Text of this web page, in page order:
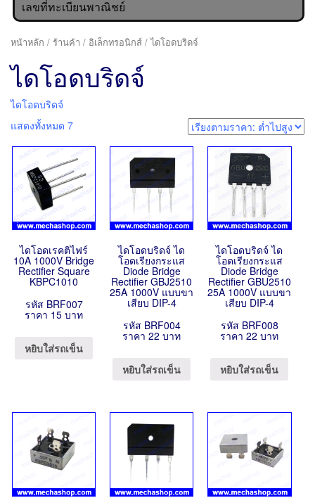
เลขที่ทะเบียนพาณิชย์
หน้าหลัก / ร้านค้า / อิเล็กทรอนิกส์ / ไดโอดบริดจ์
ไดโอดบริดจ์
ไดโอดบริดจ์
แสดงทั้งหมด 7
ไดโอดเรคติไฟร์
10A 1000V Bridge
Rectifier Square
KBPC1010
รหัส BRF007
ราคา 15 บาท
หยิบใส่รถเข็น
ไดโอดบริดจ์ ได
โอดเรียงกระแส
Diode Bridge
Rectifier GBJ2510
25A 1000V แบบขา
เสียบ DIP-4
รหัส BRF004
ราคา 22 บาท
หยิบใส่รถเข็น
ไดโอดบริดจ์ ได
โอดเรียงกระแส
Diode Bridge
Rectifier GBU2510
25A 1000V แบบขา
เสียบ DIP-4
รหัส BRF008
ราคา 22 บาท
หยิบใส่รถเข็น